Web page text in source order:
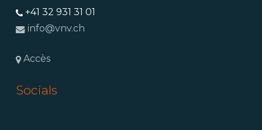
+41 32 931 31 01
info@vnv.ch
Accès
Socials